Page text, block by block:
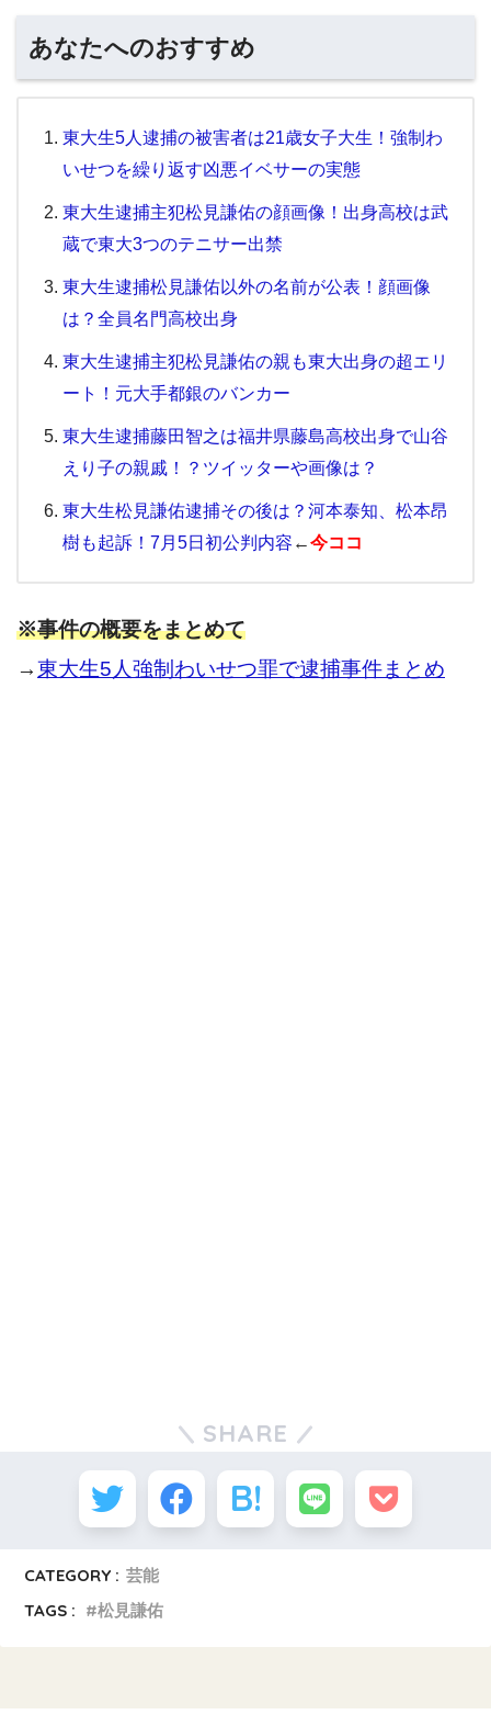
あなたへのおすすめ
東大生5人逮捕の被害者は21歳女子大生！強制わ
いせつを繰り返す凶悪イベサーの実態
東大生逮捕主犯松見謙佑の顔画像！出身高校は武
蔵で東大3つのテニサー出禁
東大生逮捕松見謙佑以外の名前が公表！顔画像
は？全員名門高校出身
東大生逮捕主犯松見謙佑の親も東大出身の超エリ
ート！元大手都銀のバンカー
東大生逮捕藤田智之は福井県藤島高校出身で山谷
えり子の親戚！？ツイッターや画像は？
東大生松見謙佑逮捕その後は？河本泰知、松本昂
樹も起訴！7月5日初公判内容 ←今ココ
※事件の概要をまとめて
→東大生5人強制わいせつ罪で逮捕事件まとめ
SHARE
CATEGORY : 芸能
TAGS :
松見謙佑